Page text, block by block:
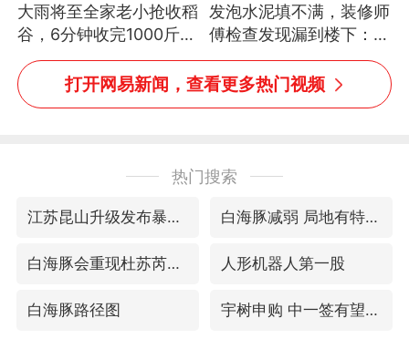
大雨将至全家老小抢收稻
谷，6分钟收完1000斤，
没有一个人掉链子
发泡水泥填不满，装修师
傅检查发现漏到楼下：出
风口未延伸到外墙
打开网易新闻，查看更多热门视频
热门搜索
江苏昆山升级发布暴雨红警 白海豚减弱 局地有特大暴雨
白海豚会重现杜苏芮强度吗 人形机器人第一股
白海豚路径图 宇树申购 中一签有望赚20万元